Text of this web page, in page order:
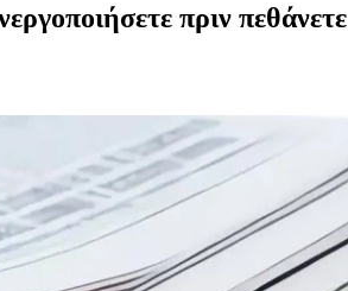
πριν πεθάνετε